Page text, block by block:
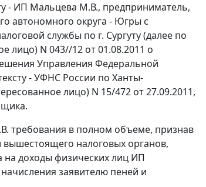
- ИП Мальцева М.В., предприниматель,
автономного округа - Югры с
службы по г. Сургуту (далее по
лицо) N 043//12 от 01.08.2011 о
Управления Федеральной
- УФНС России по Ханты-
лицо) N 15/472 от 27.09.2011,
требования в полном объеме, признав
налоговых органов,
на доходы физических лиц ИП
заявителю пеней и